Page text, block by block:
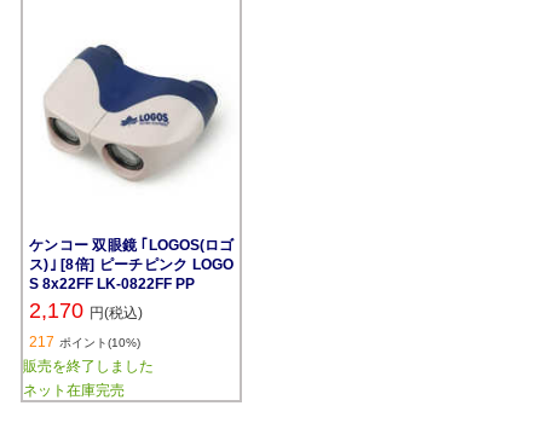
ケンコー 双眼鏡 ｢LOGOS(ロゴ
ス)｣ [8倍] ピーチピンク LOGO
S 8x22FF LK-0822FF PP
2,170 円(税込)
217 ポイント(10%)
販売を終了しました
ネット在庫完売